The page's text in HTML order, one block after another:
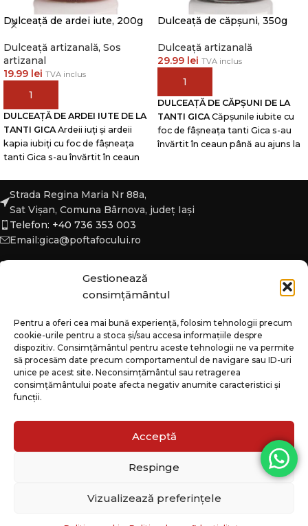
Gestionează
consimțământul
Pentru a oferi cea mai bună experiență, folosim tehnologii precum
cookie-urile pentru a stoca și/sau accesa informațiile despre
dispozitiv. Consimțământul pentru aceste tehnologii ne va permite
să procesăm date precum comportamentul de navigare sau ID-uri
unice pe acest site. Neconsimțământul sau retragerea
consimțământului poate afecta negativ anumite caracteristici și
funcții.
Acceptă
Respinge
Vizualizează preferințele
Dulceață de ardei iute, 200g
Dulceață artizanală, Sos
artizanal
19.99 lei TVA inclus
ADAUGĂ ÎN COȘ
DULCEAȚĂ DE ARDEI IUTE DE LA
TANTI GICA Ardeii iuți și ardeii
kapia iubiți cu foc de fâșneața
tanti Gica s-au învărtit în ceaun
INGREDIENTE: ardei iuți 30% și
ardei kapia 30%, îndulciți cu
zahăr, treziți cu oțet.
DELICATESĂ ARTIZANALĂ
sterilizată prin metoda
tradițională și fără pic de
Dulceață de căpșuni, 350g
Dulceață artizanală
29.99 lei TVA inclus
ADAUGĂ ÎN COȘ
DULCEAȚĂ DE CĂPȘUNI DE LA
TANTI GICA Căpșunile iubite cu
foc de fâșneața tanti Gica s-au
învărtit în ceaun până au ajuns la
ARTIZANALĂ
Strada Regina Maria Nr 88a,
Sat Vișan, Comuna Bârnova, județ Iași
Telefon: +40 736 353 003
Email:gica@poftafocului.ro
CATEGORII
INFO
. All rights reserved